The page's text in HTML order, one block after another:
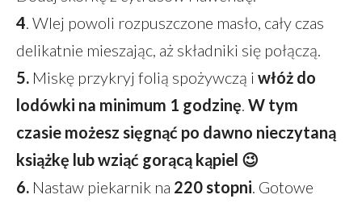
4. Wlej powoli rozpuszczone masło, cały czas
delikatnie mieszając, aż składniki się połączą.
5. Miskę przykryj folią spożywczą i włóż do
lodówki na minimum 1 godzinę. W tym
czasie możesz sięgnąć po dawno nieczytaną
książkę lub wziąć gorącą kąpiel 😉
6. Nastaw piekarnik na 220 stopni. Gotowe